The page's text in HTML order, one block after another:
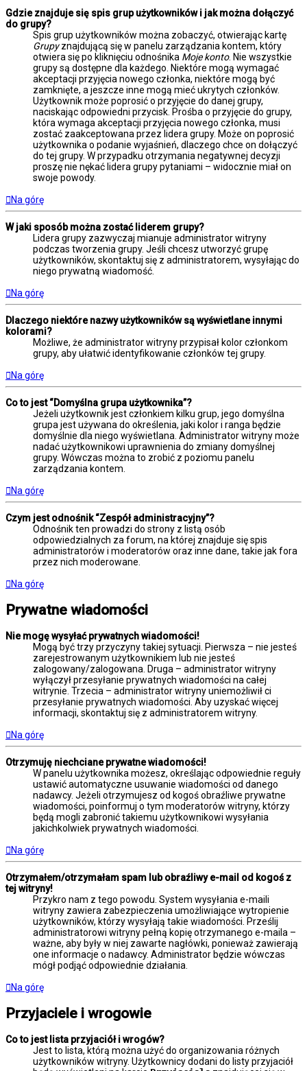
Gdzie znajduje się spis grup użytkowników i jak można dołączyć
do grupy?
Spis grup użytkowników można zobaczyć, otwierając kartę
Grupyznajdującą się w panelu zarządzania kontem, który
otwiera się po kliknięciu odnośnika Moje konto. Nie wszystkie
grupy są dostępne dla każdego. Niektóre mogą wymagać
akceptacji przyjęcia nowego członka, niektóre mogą być
zamknięte, a jeszcze inne mogą mieć ukrytych członków.
Użytkownik może poprosić o przyjęcie do danej grupy,
naciskając odpowiedni przycisk. Prośba o przyjęcie do grupy,
która wymaga akceptacji przyjęcia nowego członka, musi
zostać zaakceptowana przez lidera grupy. Może on poprosić
użytkownika o podanie wyjaśnień, dlaczego chce on dołączyć
do tej grupy. W przypadku otrzymania negatywnej decyzji
proszę nie nękać lidera grupy pytaniami – widocznie miał on
swoje powody.
Na górę
W jaki sposób można zostać liderem grupy?
Lidera grupy zazwyczaj mianuje administrator witryny
podczas tworzenia grupy. Jeśli chcesz utworzyć grupę
użytkowników, skontaktuj się z administratorem, wysyłając do
niego prywatną wiadomość.
Na górę
Dlaczego niektóre nazwy użytkowników są wyświetlane innymi
kolorami?
Możliwe, że administrator witryny przypisał kolor członkom
grupy, aby ułatwić identyfikowanie członków tej grupy.
Na górę
Co to jest “Domyślna grupa użytkownika”?
Jeżeli użytkownik jest członkiem kilku grup, jego domyślna
grupa jest używana do określenia, jaki kolor i ranga będzie
domyślnie dla niego wyświetlana. Administrator witryny może
nadać użytkownikowi uprawnienia do zmiany domyślnej
grupy. Wówczas można to zrobić z poziomu panelu
zarządzania kontem.
Na górę
Czym jest odnośnik “Zespół administracyjny”?
Odnośnik ten prowadzi do strony z listą osób
odpowiedzialnych za forum, na której znajduje się spis
administratorów i moderatorów oraz inne dane, takie jak fora
przez nich moderowane.
Na górę
Prywatne wiadomości
Nie mogę wysyłać prywatnych wiadomości!
Mogą być trzy przyczyny takiej sytuacji. Pierwsza – nie jesteś
zarejestrowanym użytkownikiem lub nie jesteś
zalogowany/zalogowana. Druga – administrator witryny
wyłączył przesyłanie prywatnych wiadomości na całej
witrynie. Trzecia – administrator witryny uniemożliwił ci
przesyłanie prywatnych wiadomości. Aby uzyskać więcej
informacji, skontaktuj się z administratorem witryny.
Na górę
Otrzymuję niechciane prywatne wiadomości!
W panelu użytkownika możesz, określając odpowiednie reguły
ustawić automatyczne usuwanie wiadomości od danego
nadawcy. Jeżeli otrzymujesz od kogoś obraźliwe prywatne
wiadomości, poinformuj o tym moderatorów witryny, którzy
będą mogli zabronić takiemu użytkownikowi wysyłania
jakichkolwiek prywatnych wiadomości.
Na górę
Otrzymałem/otrzymałam spam lub obraźliwy e-mail od kogoś z
tej witryny!
Przykro nam z tego powodu. System wysyłania e-maili
witryny zawiera zabezpieczenia umożliwiające wytropienie
użytkowników, którzy wysyłają takie wiadomości. Prześlij
administratorowi witryny pełną kopię otrzymanego e-maila –
ważne, aby były w niej zawarte nagłówki, ponieważ zawierają
one informacje o nadawcy. Administrator będzie wówczas
mógł podjąć odpowiednie działania.
Na górę
Przyjaciele i wrogowie
Co to jest lista przyjaciół i wrogów?
Jest to lista, którą można użyć do organizowania różnych
użytkowników witryny. Użytkownicy dodani do listy przyjaciół